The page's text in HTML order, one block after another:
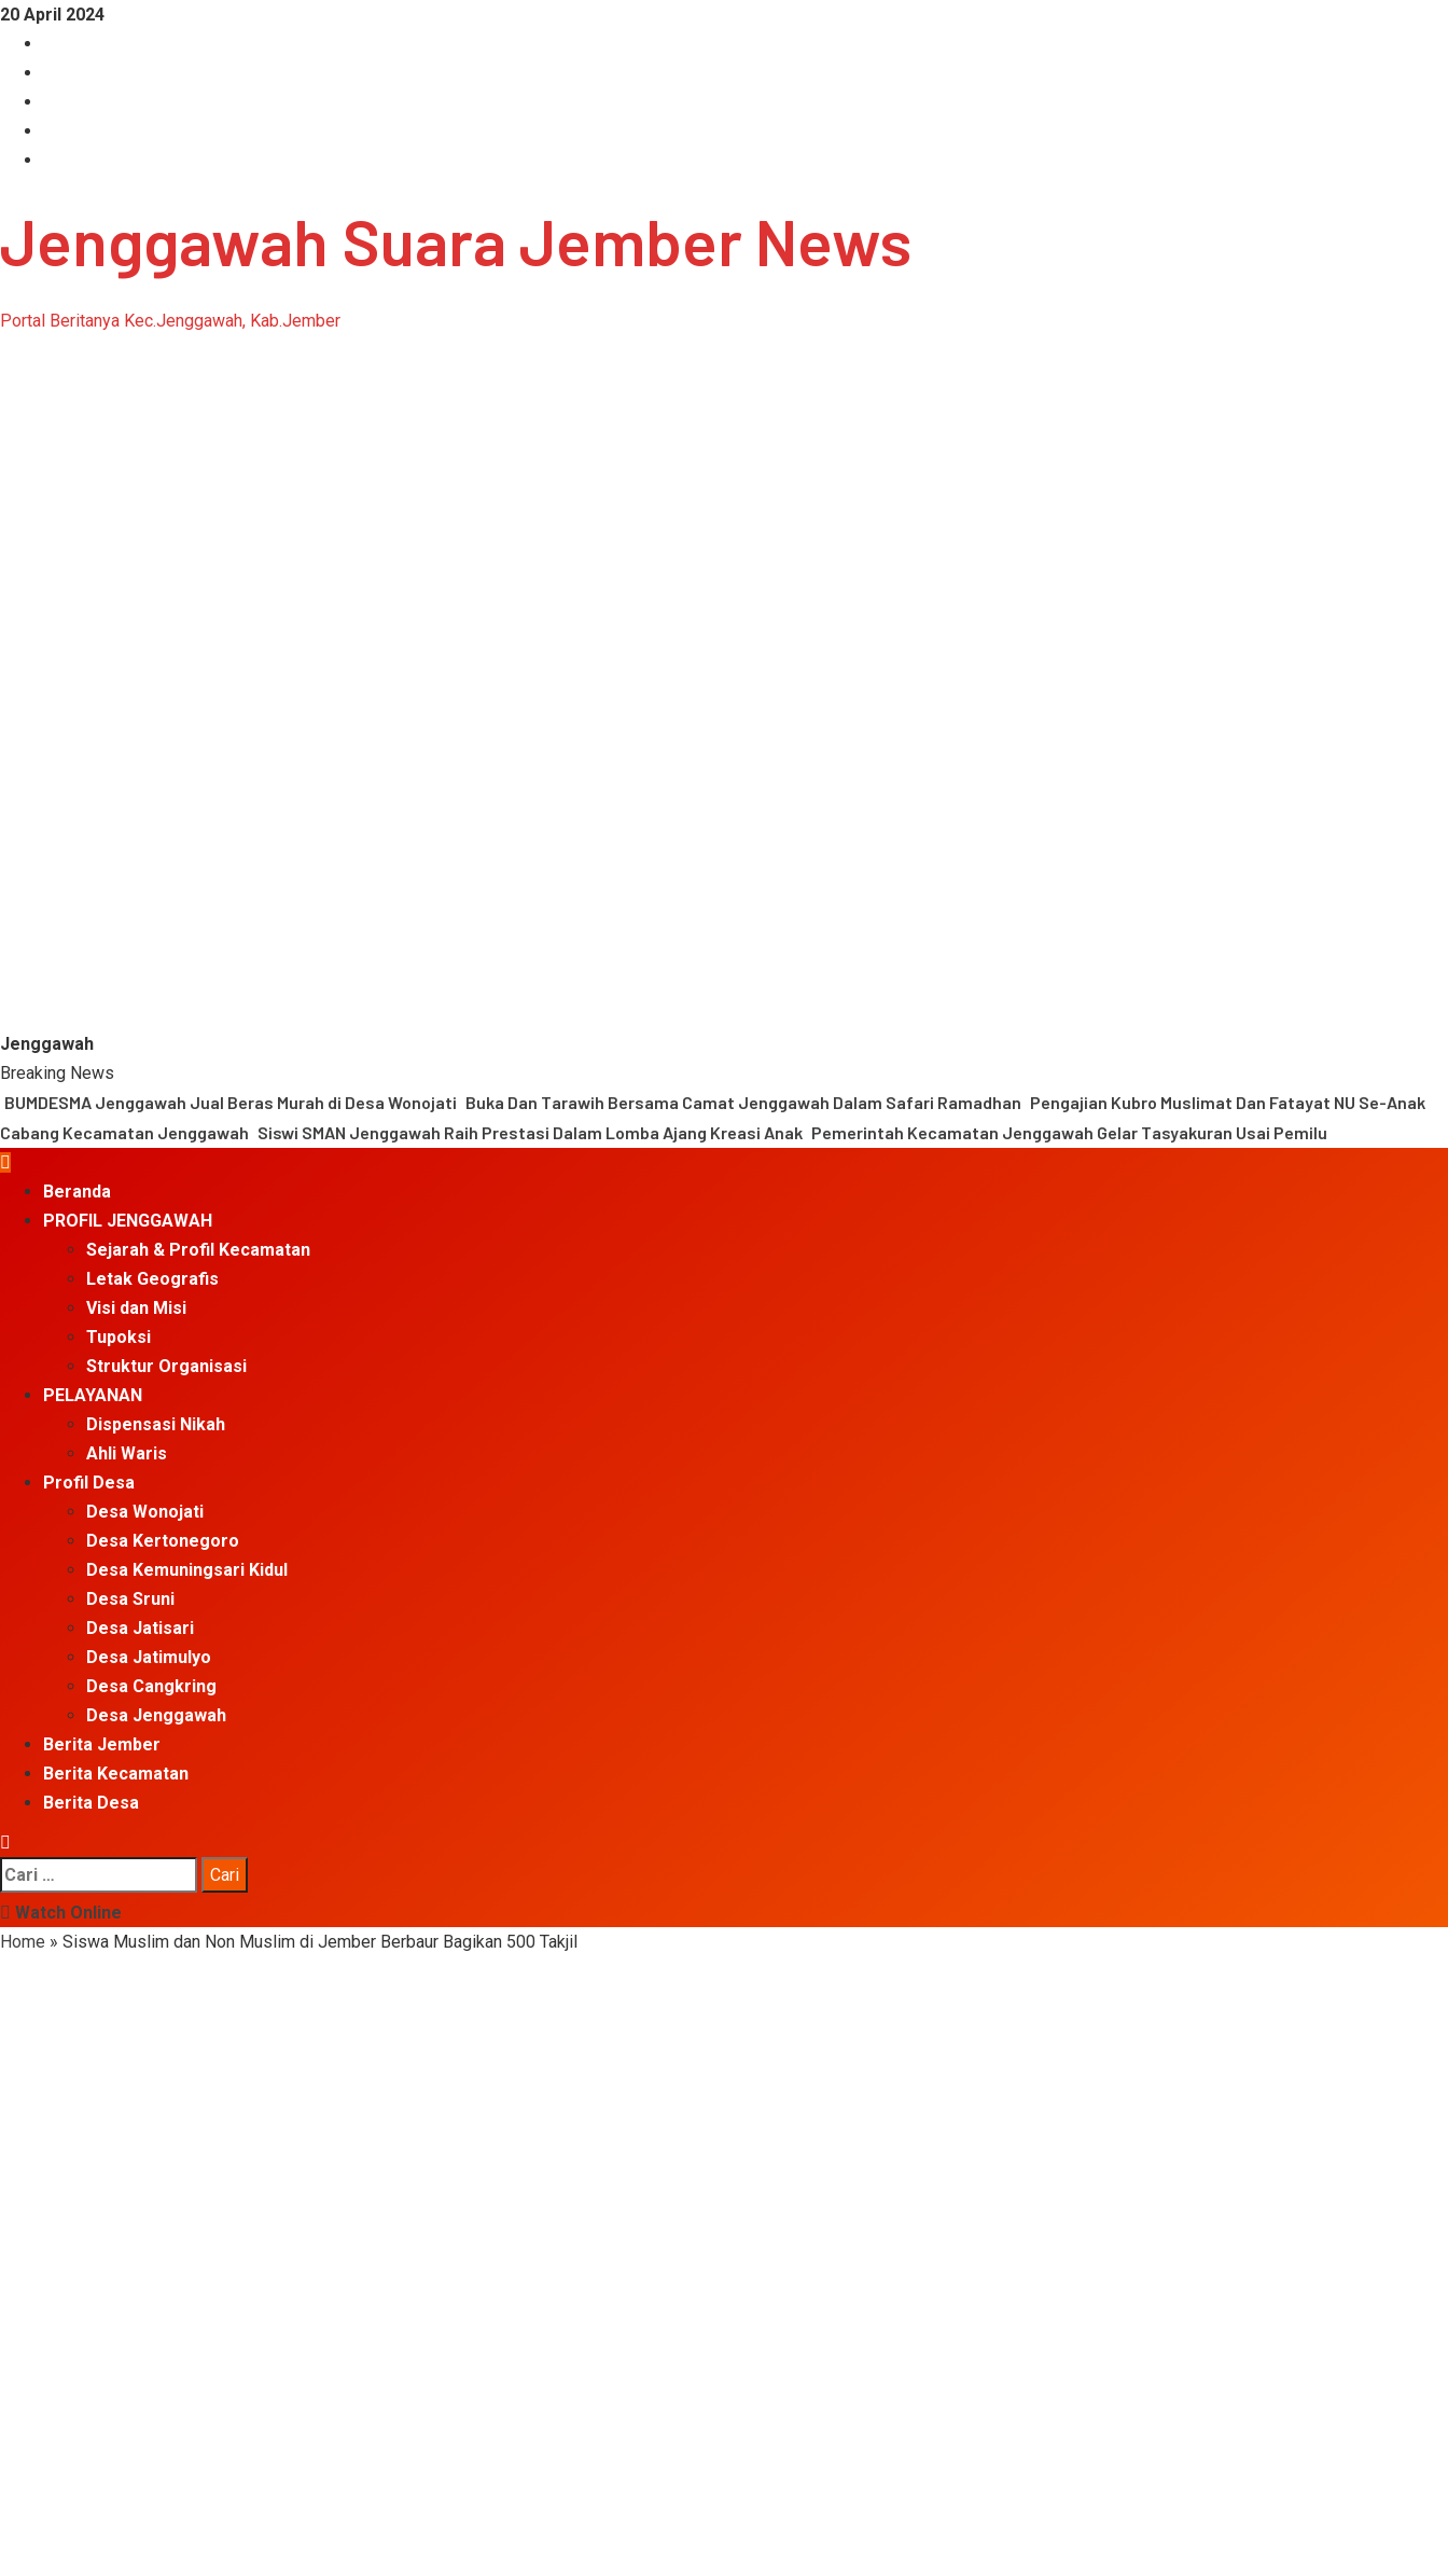
Skip
content
20 April 2024
Jenggawah Suara Jember News
Portal Beritanya Kec.Jenggawah, Kab.Jember
Jenggawah
Breaking News
BUMDESMA Jenggawah Jual Beras Murah di Desa Wonojati Buka Dan Tarawih Bersama Camat Jenggawah Dalam Safari Ramadhan Pengajian Kubro Muslimat Dan Fatayat NU Se-Anak
Cabang Kecamatan Jenggawah Siswi SMAN Jenggawah Raih Prestasi Dalam Lomba Ajang Kreasi Anak Pemerintah Kecamatan Jenggawah Gelar Tasyakuran Usai Pemilu
MenuBeranda
PROFIL JENGGAWAH
Sejarah & Profil Kecamatan
Letak Geografis
Visi dan Misi
Tupoksi
Struktur Organisasi
PELAYANAN
Dispensasi Nikah
Ahli Waris
Profil Desa
Desa Wonojati
Desa Kertonegoro
Desa Kemuningsari Kidul
Desa Sruni
Desa Jatisari
Desa Jatimulyo
Desa Cangkring
Desa Jenggawah
Berita Jember
Berita Kecamatan
Berita Desa
Cari
untuk:
Watch Online
Home » Siswa Muslim dan Non Muslim di Jember Berbaur Bagikan 500 Takjil